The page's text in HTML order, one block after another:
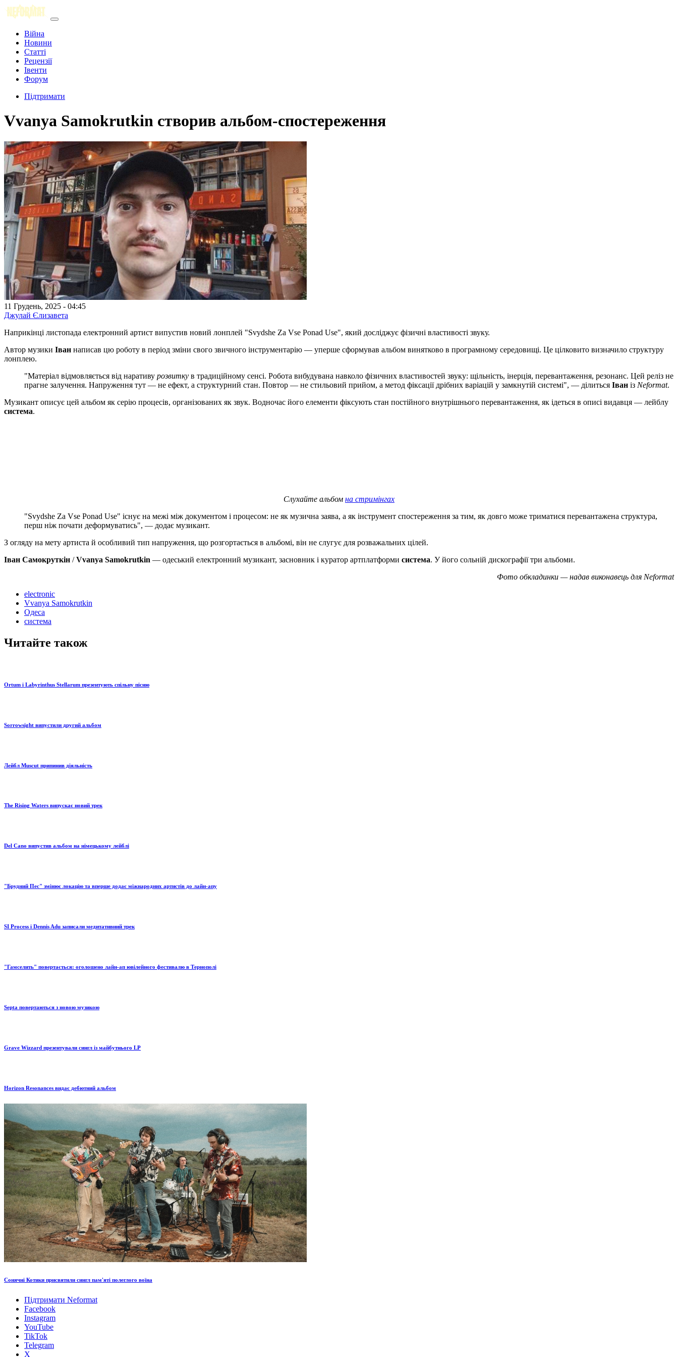
Війна
Новини
Статті
Рецензії
Івенти
Форум
Підтримати
Vvanya Samokrutkin створив альбом-спостереження
11 Грудень, 2025 - 04:45
Джулай Єлизавета
Наприкінці листопада електронний артист випустив новий лонплей "Svydshe Za Vse Ponad Use", який досліджує фізичні властивості звуку.
Автор музики Іван написав цю роботу в період зміни свого звичного інструментарію — уперше сформував альбом винятково в програмному середовищі. Це цілковито визначило структуру
лонплею.
"Матеріал відмовляється від наративу розвитку в традиційному сенсі. Робота вибудувана навколо фізичних властивостей звуку: щільність, інерція, перевантаження, резонанс. Цей реліз не
прагне залучення. Напруження тут — не ефект, а структурний стан. Повтор — не стильовий прийом, а метод фіксації дрібних варіацій у замкнутій системі", — ділиться Іван із Neformat.
Музикант описує цей альбом як серію процесів, організованих як звук. Водночас його елементи фіксують стан постійного внутрішнього перевантаження, як ідеться в описі видавця — лейблу
система.
Слухайте альбом на стримінгах
"Svydshe Za Vse Ponad Use" існує на межі між документом і процесом: не як музична заява, а як інструмент спостереження за тим, як довго може триматися перевантажена структура,
перш ніж почати деформуватись", — додає музикант.
З огляду на мету артиста й особливий тип напруження, що розгортається в альбомі, він не слугує для розважальних цілей.
Іван Самокруткін /Vvanya Samokrutkin — одеський електронний музикант, засновник і куратор артплатформи система. У його сольній дискографії три альбоми.
Фото обкладинки — надав виконавець для Neformat
electronic
Vvanya Samokrutkin
Одеса
система
Читайте також
Ortum і Labyrinthus Stellarum презентують спільну пісню
Sorrowsight випустили другий альбом
Лейбл Muscut припинив діяльність
The Rising Waters випускає новий трек
Del Cano випустив альбом на німецькому лейблі
"Брудний Пес" змінює локацію та вперше додає міжнародних артистів до лайн-апу
SI Process і Dennis Adu записали медитативний трек
"Гамселить" повертається: оголошено лайн-ап ювілейного фестивалю в Тернополі
Septa повертаються з новою музикою
Grave Wizzard презентували сингл із майбутнього LP
Horizon Resonances видає дебютний альбом
Сонячні Котики присвятили сингл пам'яті полеглого воїна
Підтримати Neformat
Facebook
Instagram
YouTube
TikTok
Telegram
X